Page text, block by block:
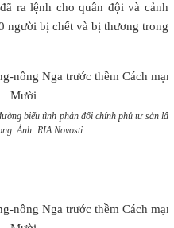
ra lệnh cho quân đội và cảnh
người bị chết và bị thương trong
biểu tình phản đối chính phủ tư sản
Ảnh: RIA Novosti.